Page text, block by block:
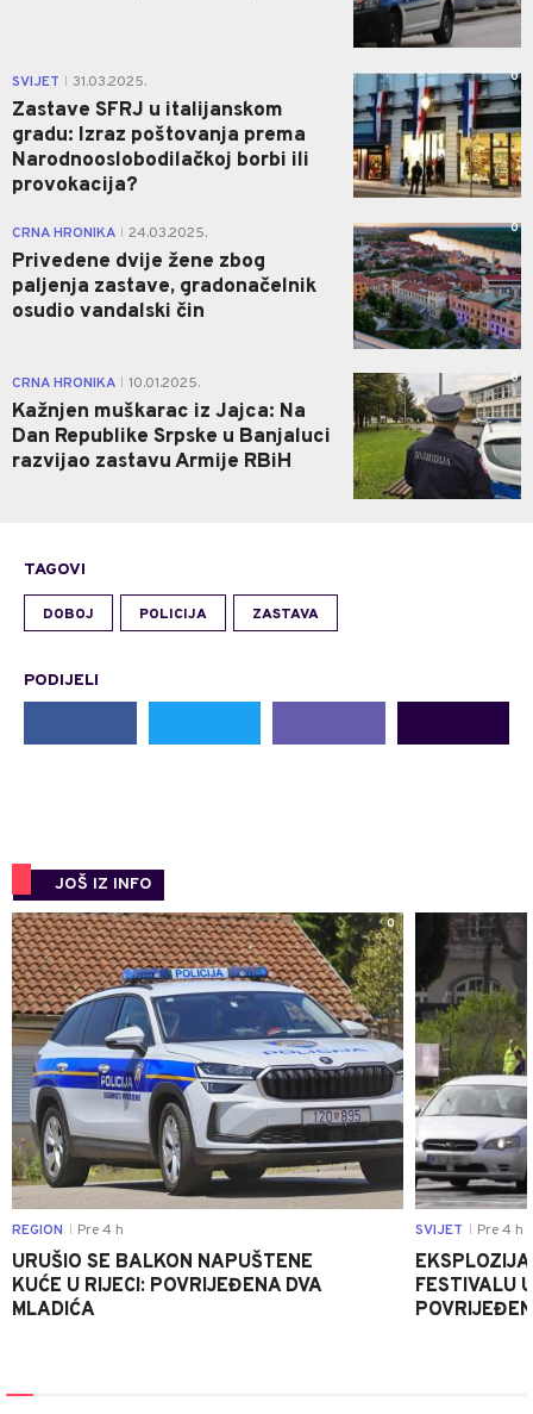
SVIJET 31.03.2025.
Zastave SFRJ u italijanskom
gradu: Izraz poštovanja prema
Narodnooslobodilačkoj borbi ili
provokacija?
0
CRNA HRONIKA 24.03.2025.
Privedene dvije žene zbog
paljenja zastave, gradonačelnik
osudio vandalski čin
0
CRNA HRONIKA 10.01.2025.
Kažnjen muškarac iz Jajca: Na
Dan Republike Srpske u Banjaluci
razvijao zastavu Armije RBiH
0
TAGOVI
DOBOJ POLICIJA ZASTAVA
PODIJELI
JOŠ IZ INFO
0
REGION Pre 4 h
URUŠIO SE BALKON NAPUŠTENE
KUĆE U RIJECI: POVRIJEĐENA DVA
MLADIĆA
SVIJET Pre 4 h
FESTIVALU